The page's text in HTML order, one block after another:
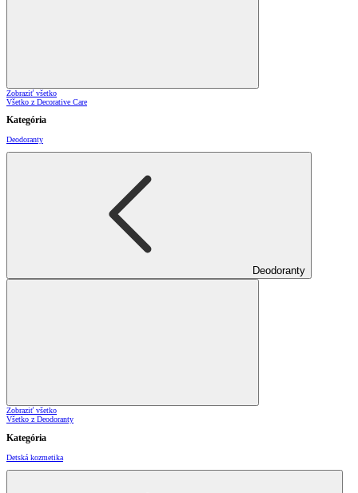
Zobraziť všetko
Všetko z Decorative Care
Kategória
Deodoranty
Deodoranty
Zobraziť všetko
Všetko z Deodoranty
Kategória
Detská kozmetika